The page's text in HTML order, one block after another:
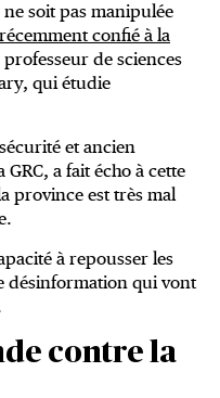
soit pas manipulée
confié à la
de sciences
qui étudie
et ancien
a fait écho à cette
province est très mal
à repousser les
désinformation qui vont
contre la